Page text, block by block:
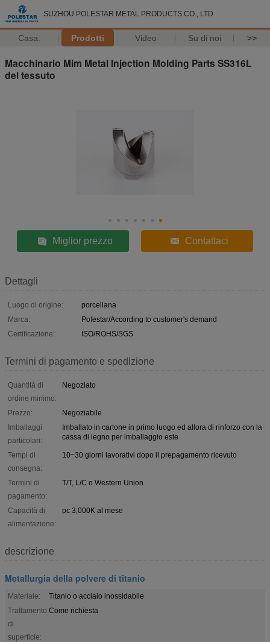
SUZHOU POLESTAR METAL PRODUCTS CO., LTD
Casa. Prodotti Video Su di noi >>
Macchinario Mim Metal Injection Molding Parts SS316L
del tessuto
Miglior prezzo Contattaci
Dettagli
Luogo di origine:
porcellana
Marca:
Polestar/According to customer's demand
Certificazione:
ISO/ROHS/SGS
Termini di pagamento e spedizione
Quantità di
ordine minimo:
Negoziato
Prezzo:
Negoziabile
Imballaggi
particolari:
Imballato in cartone in primo luogo ed allora di rinforzo con la
cassa di legno per imballaggio este
Tempi di
consegna:
10~30 giorni lavorativi dopo il prepagamento ricevuto
Termini di
pagamento:
T/T, L/C o Western Union
Capacità di
alimentazione:
pc 3,000K al mese
descrizione
Metallurgia della polvere di titanio
Materiale:
Titanio o acciaio inossidabile
Trattamento
di
superficie:
Come richiesta